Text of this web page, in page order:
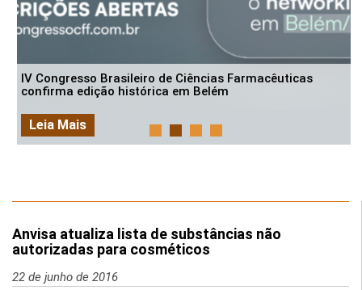
IV Congresso Brasileiro de Ciências Farmacêuticas
confirma edição histórica em Belém
Leia Mais
Anvisa atualiza lista de substâncias não
autorizadas para cosméticos
22 de junho de 2016